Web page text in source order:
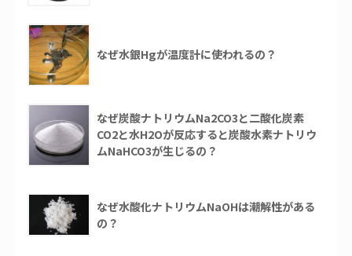
なぜ水銀Hgが温度計に使われるの？
なぜ炭酸ナトリウムNa2CO3と二酸化炭素
CO2と水H2Oが反応すると炭酸水素ナトリウ
ムNaHCO3が生じるの？
なぜ水酸化ナトリウムNaOHは潮解性がある
の？